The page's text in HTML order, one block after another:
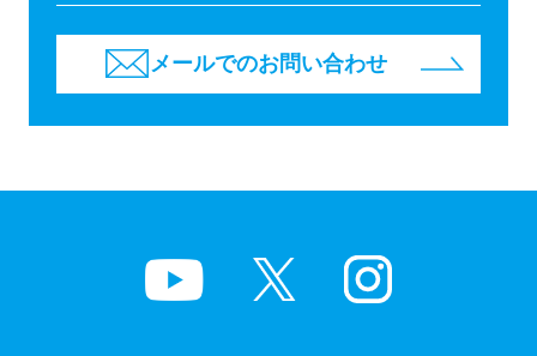
メールでのお問い合わせ